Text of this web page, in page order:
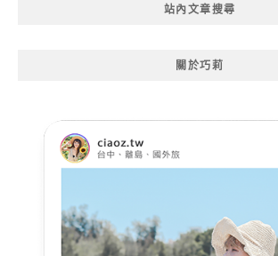
站內文章搜尋
關於巧莉